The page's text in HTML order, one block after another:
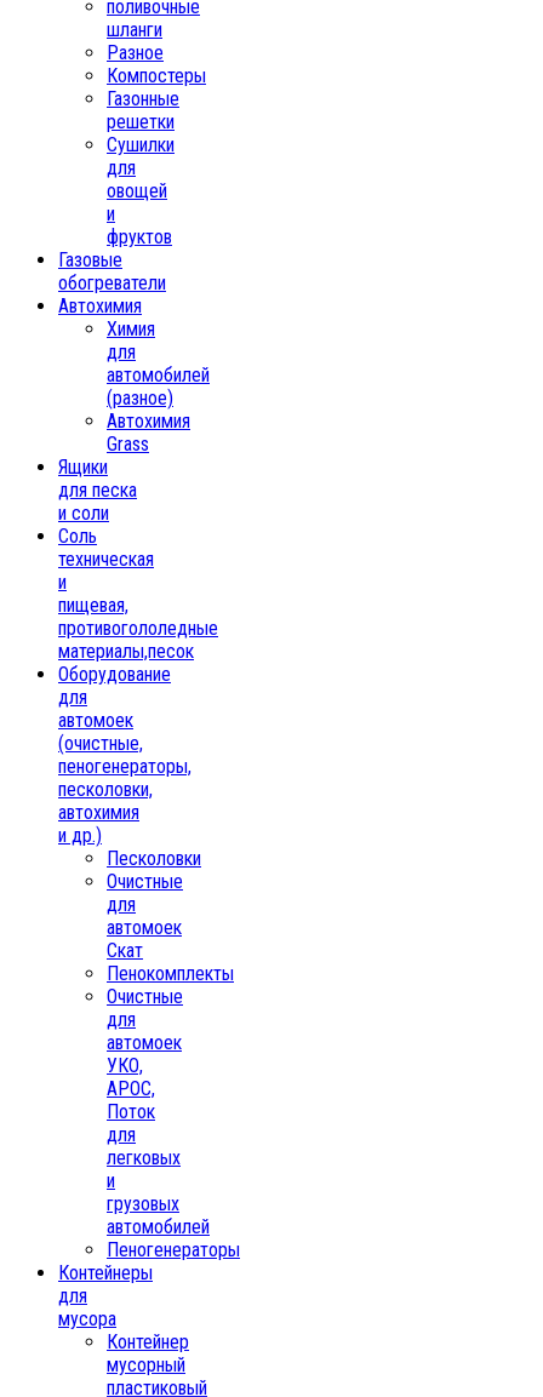
поливочные
шланги
Разное
Компостеры
Газонные
решетки
Сушилки
для
овощей
и
фруктов
Газовые
обогреватели
Автохимия
Химия
для
автомобилей
(разное)
Автохимия
Grass
Ящики
для песка
и соли
Соль
техническая
и
пищевая,
противогололедные
материалы,песок
Oборудование
для
автомоек
(очистные,
пеногенераторы,
песколовки,
автохимия
и др.)
Песколовки
Очистные
для
автомоек
Скат
Пенокомплекты
Очистные
для
автомоек
УКО,
АРОС,
Поток
для
легковых
и
грузовых
автомобилей
Пеногенераторы
Контейнеры
для
мусора
Контейнер
мусорный
пластиковый